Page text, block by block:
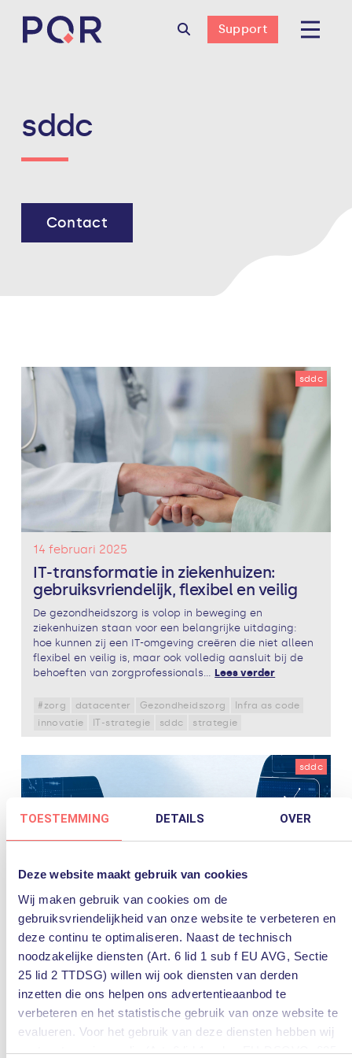
TOESTEMMING DETAILS OVER
Deze website maakt gebruik van cookies
Wij maken gebruik van cookies om de
gebruiksvriendelijkheid van onze website te verbeteren en
deze continu te optimaliseren. Naast de technisch
noodzakelijke diensten (Art. 6 lid 1 sub f EU AVG, Sectie
25 lid 2 TTDSG) willen wij ook diensten van derden
inzetten die ons helpen ons advertentieaanbod te
verbeteren en het statistische gebruik van onze website te
evalueren. Voor het gebruik van deze diensten hebben wij
uw toestemming nodig (Art. 6 lid 1 sub a EU-DSGVO, §25
Support
sddc
Contact
sddc
14 februari 2025
IT-transformatie in ziekenhuizen:
gebruiksvriendelijk, flexibel en veilig
De gezondheidszorg is volop in beweging en
ziekenhuizen staan voor een belangrijke uitdaging:
hoe kunnen zij een IT-omgeving creëren die niet alleen
flexibel en veilig is, maar ook volledig aansluit bij de
behoeften van zorgprofessionals... Lees verder
#zorg datacenter Gezondheidszorg
Infra as code
innovatie
IT-strategie sddc strategie
sddc
29 augustus 2020
Waarom datacenter automation een
goede investering is
Het zijn uitdagende tijden. En organisaties met een
moderne IT-omgeving hebben de afgelopen maanden
de voordelen daarvan geplukt. Als uw onderneming